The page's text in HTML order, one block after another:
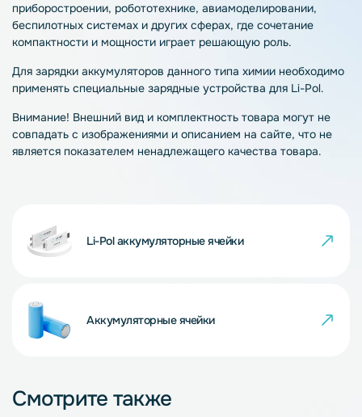
приборостроении, робототехнике, авиамоделировании,
беспилотных системах и других сферах, где сочетание
компактности и мощности играет решающую роль.
Для зарядки аккумуляторов данного типа химии необходимо
применять специальные зарядные устройства для Li-Pol.
Внимание! Внешний вид и комплектность товара могут не
совпадать с изображениями и описанием на сайте, что не
является показателем ненадлежащего качества товара.
Li-Pol аккумуляторные ячейки
Аккумуляторные ячейки
Смотрите также